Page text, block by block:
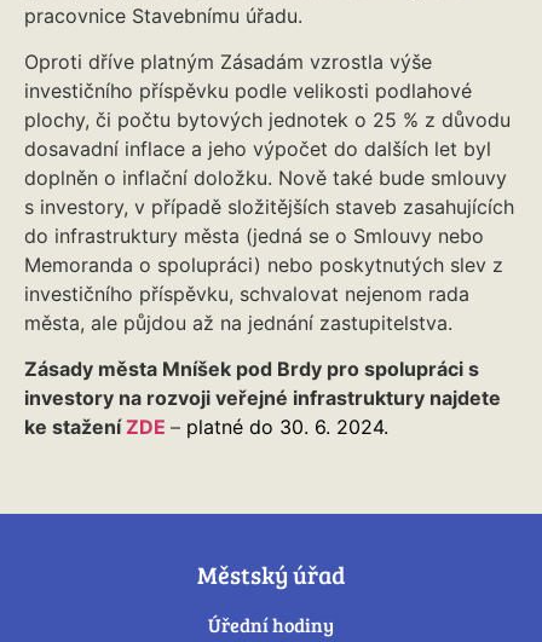
pracovnice Stavebnímu úřadu.
Oproti dříve platným Zásadám vzrostla výše
investičního příspěvku podle velikosti podlahové
plochy, či počtu bytových jednotek o 25 % z důvodu
dosavadní inflace a jeho výpočet do dalších let byl
doplněn o inflační doložku. Nově také bude smlouvy
s investory, v případě složitějších staveb zasahujících
do infrastruktury města (jedná se o Smlouvy nebo
Memoranda o spolupráci) nebo poskytnutých slev z
investičního příspěvku, schvalovat nejenom rada
města, ale půjdou až na jednání zastupitelstva.
Zásady města Mníšek pod Brdy pro spolupráci s
investory na rozvoji veřejné infrastruktury najdete
ke staženíZDE – platné do 30. 6. 2024.
Městský úřad
Úřední hodiny